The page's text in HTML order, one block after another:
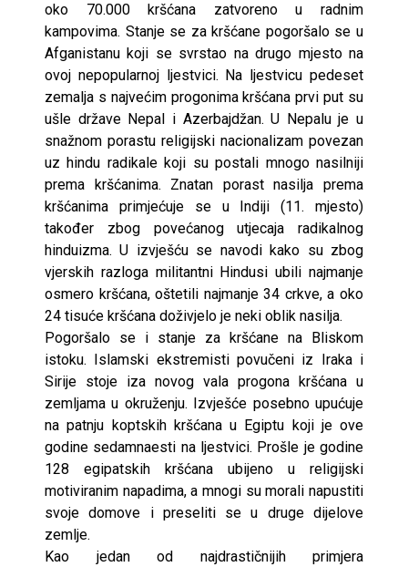
oko 70.000 kršćana zatvoreno u radnim
kampovima. Stanje se za kršćane pogoršalo se u
Afganistanu koji se svrstao na drugo mjesto na
ovoj nepopularnoj ljestvici. Na ljestvicu pedeset
zemalja s najvećim progonima kršćana prvi put su
ušle države Nepal i Azerbajdžan. U Nepalu je u
snažnom porastu religijski nacionalizam povezan
uz hindu radikale koji su postali mnogo nasilniji
prema kršćanima. Znatan porast nasilja prema
kršćanima primjećuje se u Indiji (11. mjesto)
također zbog povećanog utjecaja radikalnog
hinduizma. U izvješću se navodi kako su zbog
vjerskih razloga militantni Hindusi ubili najmanje
osmero kršćana, oštetili najmanje 34 crkve, a oko
24 tisuće kršćana doživjelo je neki oblik nasilja.
Pogoršalo se i stanje za kršćane na Bliskom
istoku. Islamski ekstremisti povučeni iz Iraka i
Sirije stoje iza novog vala progona kršćana u
zemljama u okruženju. Izvješće posebno upućuje
na patnju koptskih kršćana u Egiptu koji je ove
godine sedamnaesti na ljestvici. Prošle je godine
128 egipatskih kršćana ubijeno u religijski
motiviranim napadima, a mnogi su morali napustiti
svoje domove i preseliti se u druge dijelove
zemlje.
Kao jedan od najdrastičnijih primjera